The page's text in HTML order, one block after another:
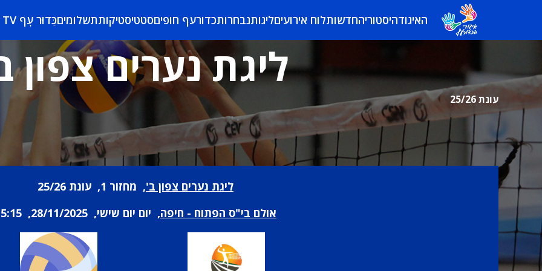
האיגודהיסטוריהחדשותלוח אירועיםליגותנבחרותכדורעף חופיםסטטיסטיקותתשלומיםכַּדוּר עָף TV
ליגת נערים צפון
עונת 25/26
ליגת נערים צפון ב', מחזור 1, עונת 25/26
אולם בי"ס הפתוח - חיפה, יום יום שישי, 28/11/2025, 15:15